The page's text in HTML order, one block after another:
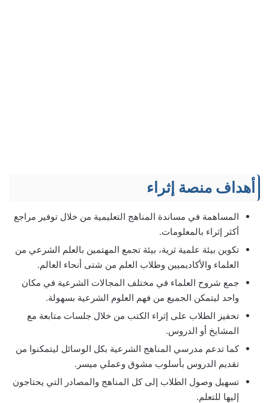
أهداف منصة إثراء
المساهمة في مساندة المناهج التعليمية من خلال توفير مراجع
أكثر إثراء بالمعلومات.
تكوين بيئة علمية ثرية، بيئة تجمع المهتمين بالعلم الشرعي من
العلماء والأكاديميين وطلاب العلم من شتى أنحاء العالم.
جمع شروح العلماء في مختلف المجالات الشرعية في مكان
واحد ليتمكن الجميع من فهم العلوم الشرعية بسهولة.
تحفيز الطلاب على إثراء الكتب من خلال جلسات متابعة مع
المشايخ أو الدروس.
كما تدعم مدرسي المناهج الشرعية بكل الوسائل ليتمكنوا من
تقديم الدروس بأسلوب مشوق وعملي ميسر.
تسهيل وصول الطلاب إلى كل المناهج والمصادر التي يحتاجون
إليها للتعلم.